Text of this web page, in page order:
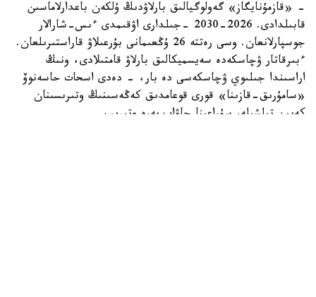
- «قازمۇنايگاز» گەولوگيالىق بارلاۋدىڭ ۇلكەن باعدارلاماسىن
قابىلدادى. 2026-2030 -جىلدارى اۋقىمدى ءىس-شارالار
جوسپارلانعان. وسى رەتتە 26 ۇڭعىمانى بۇرعىلاۋ قاراستىرىلعان.
ءبىرقاتار ۋچاسكەدە سەيسميكالىق بارلاۋ قامتىلادى، ونىڭ
اراسىندا جىلىوي ۋچاسكەسى دە بار، - دەدى اسحات حاسەنوۆ
«سامۇرىق-قازىنا» قورى قوعامدىق كەڭەسىنىڭ وتىرىسىنان
كەيىن تىلشىلەر سۇراعىنا جاۋاپ بەرە وتىرىپ.